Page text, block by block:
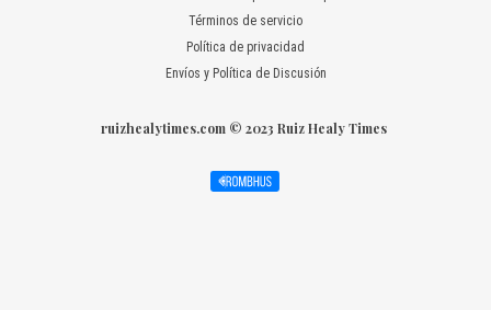
Términos de servicio
Política de privacidad
Envíos y Política de Discusión
ruizhealytimes.com © 2023 Ruiz Healy Times